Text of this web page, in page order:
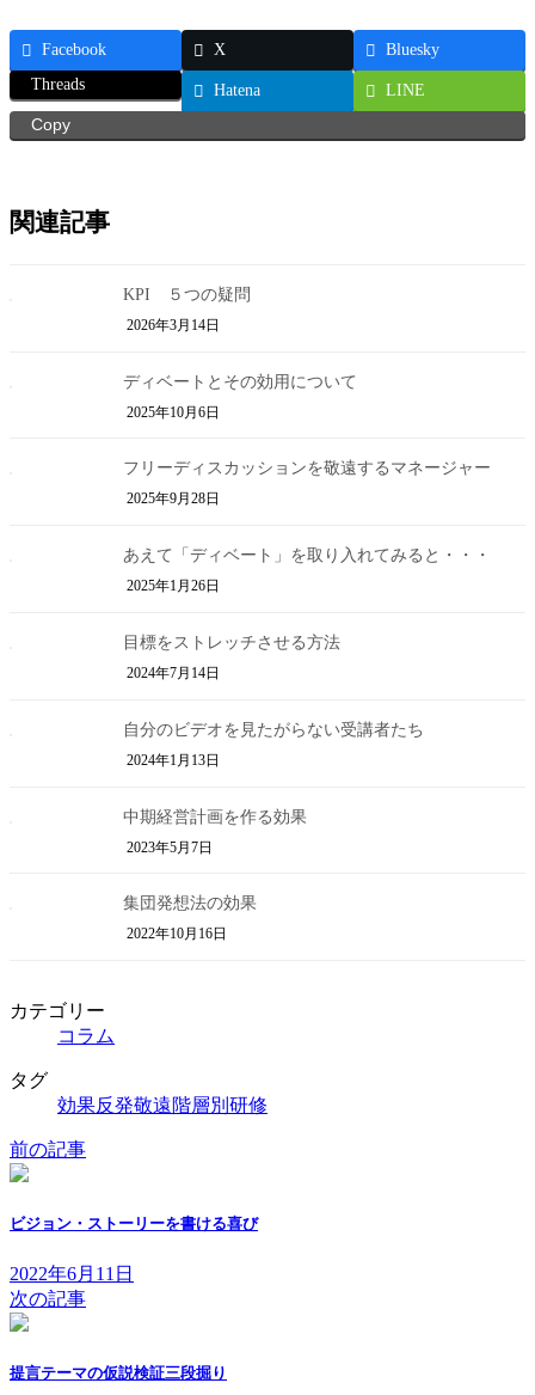
Facebook X
Bluesky
Threads
Hatena
LINE
Copy
関連記事
KPI ５つの疑問
2026年3月14日
ディベートとその効用について
2025年10月6日
フリーディスカッションを敬遠するマネージャー
2025年9月28日
あえて「ディベート」を取り入れてみると・・・
2025年1月26日
目標をストレッチさせる方法
2024年7月14日
自分のビデオを見たがらない受講者たち
2024年1月13日
中期経営計画を作る効果
2023年5月7日
集団発想法の効果
2022年10月16日
カテゴリー
コラム
タグ
効果反発敬遠階層別研修
前の記事
ビジョン・ストーリーを書ける喜び
2022年6月11日
次の記事
提言テーマの仮説検証三段掘り